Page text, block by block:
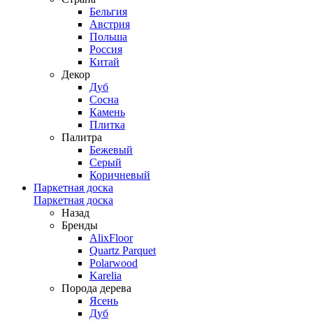
Бельгия
Австрия
Польша
Россия
Китай
Декор
Дуб
Сосна
Камень
Плитка
Палитра
Бежевый
Серый
Коричневый
Паркетная доска
Паркетная доска
Назад
Бренды
AlixFloor
Quartz Parquet
Polarwood
Karelia
Порода дерева
Ясень
Дуб